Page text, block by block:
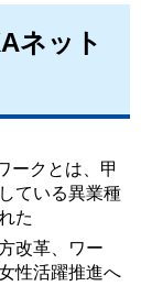
ネット
ークとは、甲
ている異業種
た
改革、ワー
性活躍推進へ